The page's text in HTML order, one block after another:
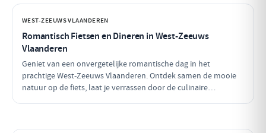
WEST-ZEEUWS VLAANDEREN
Romantisch Fietsen en Dineren in West-Zeeuws
Vlaanderen
Geniet van een onvergetelijke romantische dag in het
prachtige West-Zeeuws Vlaanderen. Ontdek samen de mooie
natuur op de fiets, laat je verrassen door de culinaire